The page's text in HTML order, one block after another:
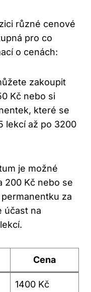
různé cenové
pro co
o cenách:
zakoupit
Kč nebo si
které se
lekcí až po 3200
je možné
200 Kč nebo se
za
účast na
Cena
1400 Kč